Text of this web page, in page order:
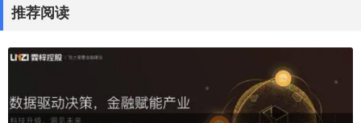
推荐阅读